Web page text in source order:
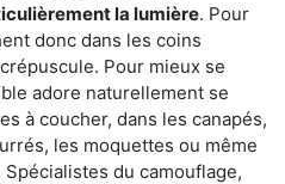
la lumière. Pour
donc dans les coins
Pour mieux se
adore naturellement se
à coucher, dans les canapés,
les moquettes ou même
du camouflage,